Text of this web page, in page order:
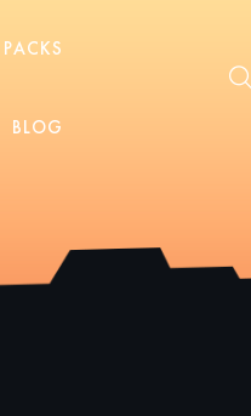
PACKS
BLOG